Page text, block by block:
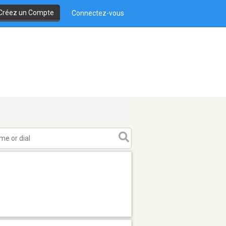
un Compte Connectez-vous